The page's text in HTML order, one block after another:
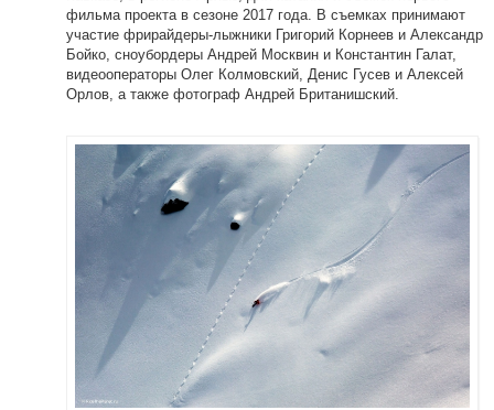
фильма проекта в сезоне 2017 года. В съемках принимают
участие фрирайдеры-лыжники Григорий Корнеев и Александр
Бойко, сноубордеры Андрей Москвин и Константин Галат,
видеооператоры Олег Колмовский, Денис Гусев и Алексей
Орлов, а также фотограф Андрей Британишский.